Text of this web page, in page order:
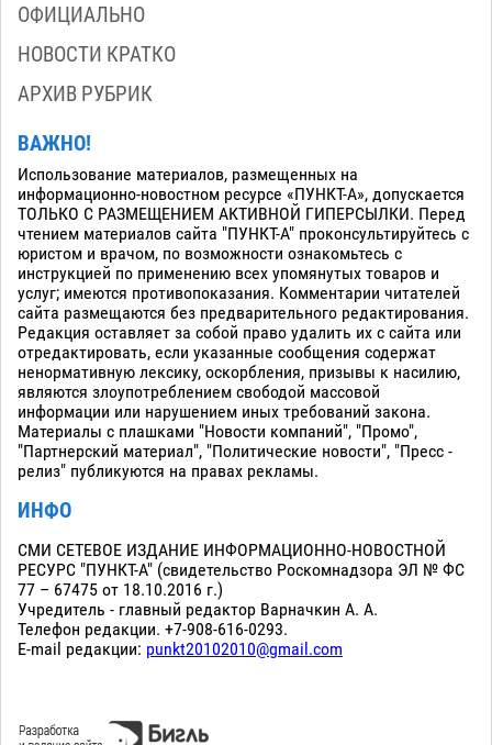
ОФИЦИАЛЬНО
НОВОСТИ КРАТКО
АРХИВ РУБРИК
ВАЖНО!
Использование материалов, размещенных на
информационно-новостном ресурсе «ПУНКТ-А», допускается
ТОЛЬКО С РАЗМЕЩЕНИЕМ АКТИВНОЙ ГИПЕРСЫЛКИ. Перед
чтением материалов сайта "ПУНКТ-А" проконсультируйтесь с
юристом и врачом, по возможности ознакомьтесь с
инструкцией по применению всех упомянутых товаров и
услуг; имеются противопоказания. Комментарии читателей
сайта размещаются без предварительного редактирования.
Редакция оставляет за собой право удалить их с сайта или
отредактировать, если указанные сообщения содержат
ненормативную лексику, оскорбления, призывы к насилию,
являются злоупотреблением свободой массовой
информации или нарушением иных требований закона.
Материалы с плашками "Новости компаний", "Промо",
"Партнерский материал", "Политические новости", "Пресс -
релиз" публикуются на правах рекламы.
ИНФО
СМИ СЕТЕВОЕ ИЗДАНИЕ ИНФОРМАЦИОННО-НОВОСТНОЙ
РЕСУРС "ПУНКТ-А" (свидетельство Роскомнадзора ЭЛ № ФС
77 – 67475 от 18.10.2016 г.)
Учредитель - главный редактор Варначкин А. А.
Телефон редакции. +7-908-616-0293.
E-mail редакции: punkt20102010@gmail.com